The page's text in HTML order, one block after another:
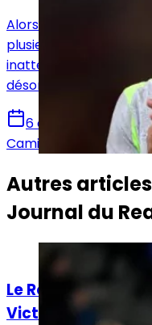
Alors que le Real
plusieurs semaines, le
inattendu. Le milieu de
désormais une arrivée
6 août 2026
Camille Santos
Autres
Journal du
Le Real Madrid
Victor Muñoz